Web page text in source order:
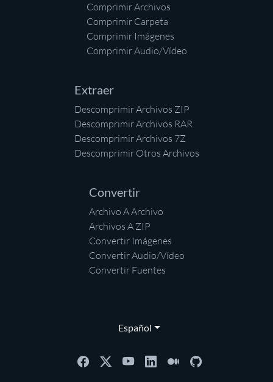
Comprimir Archivos
Comprimir Carpeta
Comprimir Imágenes
Comprimir Audio/Vídeo
Extraer
Descomprimir Archivos ZIP
Descomprimir Archivos RAR
Descomprimir Archivos 7Z
Descomprimir Otros Archivos
Convertir
Archivo A Archivo
Archivos A ZIP
Convertir Imágenes
Convertir Audio/Vídeo
Convertir Fuentes
Español